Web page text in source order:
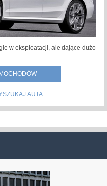
w eksploatacji, ale dające dużo
AUTA